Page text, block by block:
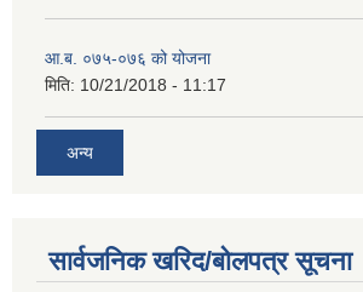
आ.ब. ०७५-०७६ को योजना
मिति: 10/21/2018 - 11:17
अन्य
सार्वजनिक खरिद/बोलपत्र सूचना